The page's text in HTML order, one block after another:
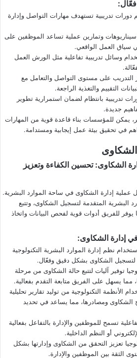
:
دورات تدريبية تستهدف مهارات التواصل وإدارة
سيناريوهات وتمارين عملية تساعد الموظفين على
سياق العمل الواقعي.
وسائل تدريبية تفاعلية مثل الورش العمل
التدريب على مستوى التواصل والتعامل مع
التقييم والتغذية الراجعة.
تدريبية بانتظام لضمان استمرارية تطوير
جديدة.
يمكن للمؤسسات بناء قاعدة قوية من المهارات
في تحقيق بيئة عمل إيجابية ومستدامة.
الشكاوى
الشكاوى:تحسين الكفاءة وتعزيز
عملية إدارة الشكاوى في ساحة الموارد البشرية.
البشرية المتقدمة لتسجيل الشكاوى، وتتبع
يوفر للفريق أدوات قوية لفحص البيانات واتخاذ
في إدارة الشكاوى:
نظم إدارة الموارد البشرية التكنولوجية
لتسجيل الشكاوى بشكل دقيق وفعّال.
توفير آليات لتتبع حالة الشكاوى من مرحلة
مما يسهل على الفريق متابعة التقدم بفعالية.
الأنظمة التكنولوجية من توليد تقارير تحليلية
الشكاوى ومصادرها، مما يساعد في تحديد
تسمح للموظفين والإدارة بالتفاعل بفعالية
أو النظم الداخلية.
تعزيز التحقق من الشكاوى وإدارتها بشكل
الثقة بين الموظفين والإدارة.